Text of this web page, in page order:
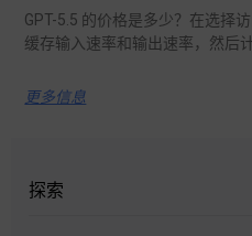
GPT-5.5 的价格是多少？在选择
缓存输入速率和输出速率，然后
更多信息
探索